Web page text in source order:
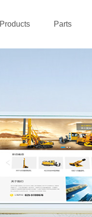
Products Parts